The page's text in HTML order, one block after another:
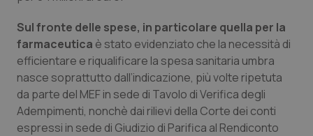
Veneto
Oncoematologia
Oncologia & Nutrizione
Psoriasi & pelle
Sul fronte delle spese, in particolare quella per la
farmaceutica è stato evidenziato che la necessità di
efficientare e riqualificare la spesa sanitaria umbra
nasce soprattutto dall’indicazione, più volte ripetuta
da parte del MEF in sede di Tavolo di Verifica degli
Adempimenti, nonchè dai rilievi della Corte dei conti
espressi in sede di Giudizio di Parifica al Rendiconto